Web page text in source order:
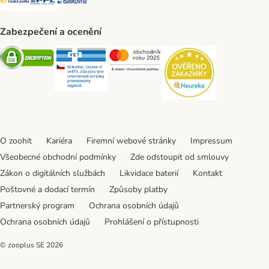
Zabezpečení a ocenění
Security Security Security
O zoohit Kariéra Firemní webové stránky
Impressum
Všeobecné obchodní podmínky
Zde odstoupit od smlouvy
Zákon o digitálních službách
Likvidace baterií
Kontakt
Poštovné a dodací termín
Způsoby platby
Partnerský program
Ochrana osobních údajů
Ochrana osobních údajů
Prohlášení o přístupnosti
© zooplus SE 2026